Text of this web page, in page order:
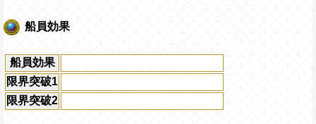
船員効果
船員効果
限界突破1
限界突破2